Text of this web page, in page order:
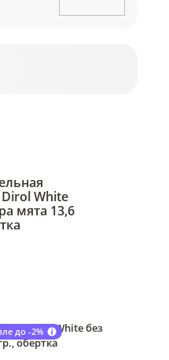
до -2%Dirol White без
обертка